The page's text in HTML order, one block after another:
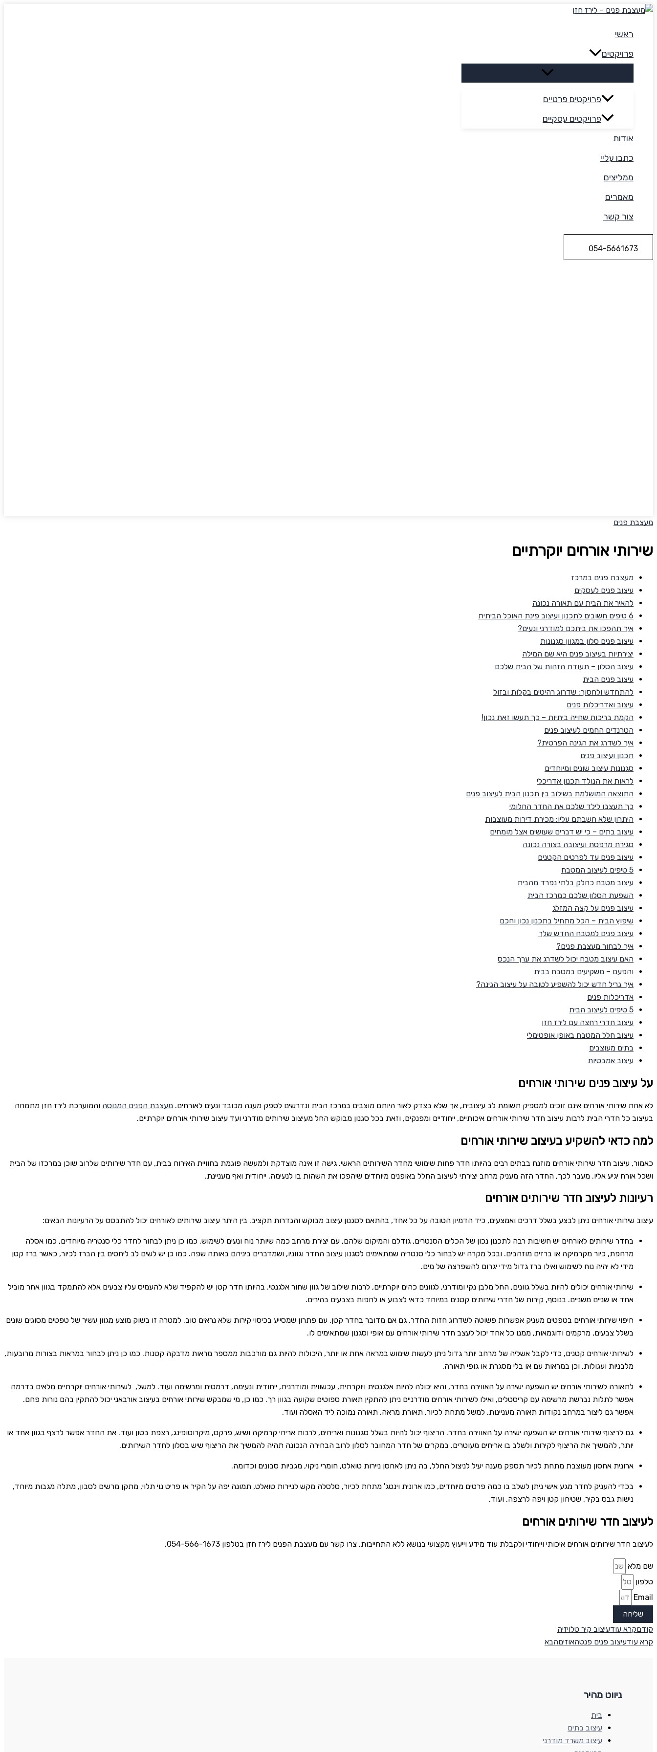
דילוג
ראשי
פרויקטים
פרויקטים פרטיים
פרויקטים עסקיים
אודות
כתבו עליי
ממליצים
מאמרים
צור קשר
054-5661673
מעצבת פנים
שירותי אורחים יוקרתיים
מעצבת פנים במרכז
עיצוב פנים לעסקים
להאיר את הבית עם תאורה נכונה
6 טיפים חשובים לתכנון ועיצוב פינת האוכל הביתית
איך תהפכו את ביתכם למודרני ונעים?
עיצוב פנים סלון במגוון סגנונות
יצירתיות בעיצוב פנים היא שם המילה
עיצוב הסלון – תעודת הזהות של הבית שלכם
עיצוב פנים הבית
להתחדש ולחסוך: שדרוג רהיטים בקלות ובזול
עיצוב ואדריכלות פנים
הקמת בריכות שחייה ביתיות – כך תעשו זאת נכון!
הטרנדים החמים לעיצוב פנים
איך לשדרג את הגינה הפרטית?
תכנון ועיצוב פנים
סגנונות עיצוב שונים ומיוחדים
לראות את הנולד תכנון אדריכלי
התוצאה המושלמת בשילוב בין תכנון הבית לעיצוב פנים
כך תעצבו לילד שלכם את החדר החלומי
היתרון שלא חשבתם עליו: מכירת דירות מעוצבות
עיצוב בתים – כי יש דברים שעושים אצל מומחים
סגירת מרפסת ועיצובה בצורה נכונה
עיצוב פנים עד לפרטים הקטנים
5 טיפים לעיצוב המטבח
עיצוב מטבח כחלק בלתי נפרד מהבית
השפעת הסלון שלכם כמרכז הבית
עיצוב פנים על קצה המזלג
שיפוץ הבית – הכל מתחיל בתכנון נכון וחכם
עיצוב פנים למטבח החדש שלך
איך לבחור מעצבת פנים?
האם עיצוב מטבח יכול לשדרג את ערך הנכס
והפעם – משקיעים במטבח בבית
איך גריל חדש יכול להשפיע לטובה על עיצוב הגינה?
אדריכלות פנים
5 טיפים לעיצוב הבית
עיצוב חדרי רחצה עם לירז חזן
עיצוב חלל המטבח באופן אופטימלי
בתים מעוצבים
עיצוב אמבטיות
על עיצוב פנים שירותי אורחים
לא אחת שירותי אורחים אינם זוכים למספיק תשומת לב עיצובית, אך שלא בצדק לאור היותם מוצבים במרכז הבית ונדרשים לספק מענה מכובד ונעים לאורחים. מעצבת הפנים המנוסה והמוערכת לירז חזן מתמחה
בעיצוב כל חדרי הבית לרבות עיצוב חדר שירותי אורחים איכותיים, ייחודיים ומפנקים, וזאת בכל סגנון מבוקש החל מעיצוב שירותים מודרני ועד עיצוב שירותי אורחים יוקרתיים.
למה כדאי להשקיע בעיצוב שירותי אורחים
כאמור, עיצוב חדר שירותי אורחים מוזנח בבתים רבים בהיותו חדר פחות שימושי מחדר השירותים הראשי. גישה זו אינה מוצדקת ולמעשה פוגמת בחוויית האירוח בבית, עם חדר שירותים שלרוב שוכן במרכזו של הבית
ושכל אורח יגיע אליו. מעבר לכך, החדר הזה מעניק מרחב יצירתי לעיצוב החלל באופנים מיוחדים שיהפכו את השהות בו לנעימה, ייחודית ואף מעניינת.
רעיונות לעיצוב חדר שירותים אורחים
עיצוב שירותי אורחים ניתן לבצע בשלל דרכים ואמצעים, כיד הדמיון הטובה על כל אחד, בהתאם לסגנון עיצוב מבוקש והגדרות תקציב. בין היתר עיצוב שירותים לאורחים יכול להתבסס על הרעיונות הבאים:
בחדר שירותים לאורחים יש חשיבות רבה לתכנון נכון של הכלים הסנטרים, גודלם והמיקום שלהם, עם יצירת מרחב כמה שיותר נוח ונעים לשימוש. כמו כן ניתן לבחור לחדר כלי סנטריה מיוחדים, כמו אסלה
מרחפת, כיור מקרמיקה או ברזים מוזהבים. ובכל מקרה יש לבחור כלי סנטריה שמתאימים לסגנון עיצוב החדר וגווניו, ושמדברים ביניהם באותה שפה. כמו כן יש לשים לב ליחסים בין הברז לכיור, כאשר ברז קטן
מידי לא יהיה נוח לשימוש ואילו ברז גדול מידי יגרום להשפרצה של מים.
שירותי אורחים יכולים להיות בשלל גוונים, החל מלבן נקי ומודרני, לגוונים כהים יוקרתיים, לרבות שילוב של גוון שחור אלגנטי. בהיותו חדר קטן יש להקפיד שלא להעמיס עליו צבעים אלא להתמקד בגוון אחר מוביל
אחד או שניים משניים. בנוסף, קירות של חדרי שירותים קטנים במיוחד כדאי לצבוע או לחפות בצבעים בהירים.
חיפוי שירותי אורחים בטפטים מעניק אפשרות פשוטה לשדרוג חזות החדר, גם אם מדובר בחדר קטן, עם פתרון שמסייע בכיסוי קירות שלא נראים טוב. למטרה זו בשוק מוצע מגוון עשיר של טפטים מסוגים שונים
בשלל צבעים, מרקמים ודוגמאות, ממנו כל אחד יכול לעצב חדר שירותי אורחים עם אופי וסגנון שמתאימים לו.
לשירותי אורחים קטנים, כדי לקבל אשליה של מרחב יותר גדול ניתן לעשות שימוש במראה אחת או יותר, היכולות להיות גם מורכבות ממספר מראות מדבקה קטנות. כמו כן ניתן לבחור במראות בצורות מרובעות,
מלבניות ועגולות, וכן במראות עם או בלי מסגרת או גופי תאורה.
לתאורה לשירותי אורחים יש השפעה ישירה על האווירה בחדר, והיא יכולה להיות אלגנטית ויוקרתית, עכשווית ומודרנית, ייחודית ונעימה, דרמטית ומרשימה ועוד. למשל, לשירותי אורחים יוקרתיים מלאים בדרמה
אפשר לתלות נברשת מרשימה עם קריסטלים, ואילו לשירותי אורחים מודרניים ניתן להתקין תאורת ספוטים שקועה בגוון רך. כמו כן, מי שמבקש שירותי אורחים בעיצוב אורבאני יכול להתקין בהם נורות פחם.
אפשר גם ליצור במרחב נקודות תאורה מעניינות, למשל מתחת לכיור, תאורת מראה, תאורה נמוכה ליד האסלה ועוד.
גם לריצוף שירותי אורחים יש השפעה ישירה על האווירה בחדר. הריצוף יכול להיות בשלל סגנונות ואריחים, לרבות אריחי קרמיקה ושיש, פרקט, מיקרוטופינג, רצפת בטון ועוד. את החדר אפשר לרצף בגוון אחד או
יותר, להמשיך את הריצוף לקירות ולשלב בו אריחים מעוטרים. במקרים של חדר המחובר לסלון לרוב הבחירה הנכונה תהיה להמשיך את הריצוף שיש בסלון לחדר השירותים.
ארונית אחסון מעוצבת מתחת לכיור תספק מענה יעיל לניצול החלל, בה ניתן לאחסן ניירות טואלט, חומרי ניקוי, מגביות סבונים וכדומה.
בכדי להעניק לחדר מגע אישי ניתן לשלב בו כמה פרטים מיוחדים, כמו ארונית וינטג' מתחת לכיור, סלסלה מקש לניירות טואלט, תמונה יפה על הקיר או פריט נוי תלוי, מתקן מרשים לסבון, מתלה מגבות מיוחד,
נישות גבס בקיר, שטיחון קטן ויפה לרצפה, ועוד.
לעיצוב חדר שירותים אורחים
לעיצוב חדר שירותים אורחים איכותי וייחודי ולקבלת עוד מידע וייעוץ מקצועי בנושא ללא התחייבות, צרו קשר עם מעצבת הפנים לירז חזן בטלפון 054-566-1673.
שם מלא
טלפון
Email
שליחה
קודםקרא עודעיצוב קיר טלויזיה
קרא עודעיצוב פנים פנטהאוזיםהבא
ניווט מהיר
בית
עיצוב בתים
עיצוב משרד מודרני